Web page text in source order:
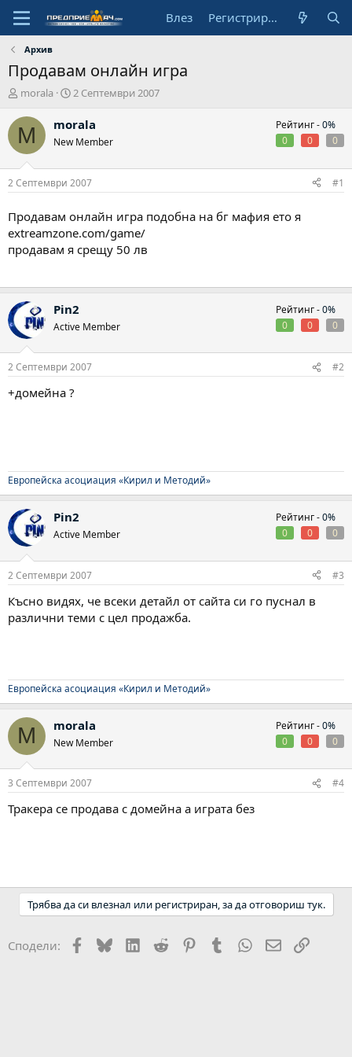
Влез Регистрирай се
Архив
Продавам онлайн игра
А
т
о
morala
Н
ч
л
а
д
т
а
2 Септември 2007
M morala
New Member
Рейтинг -0%
0
0 0
2 Септември 2007 #1
Продавам онлайн игра подобна на бг мафия ето я
extreamzone.com/game/
продавам я срещу 50 лв
Pin2
Active Member
Рейтинг -0%
0
0 0
2 Септември 2007 #2
+домейна ?
Европейска асоциация «Кирил и Методий»
Pin2
Active Member
Рейтинг -0%
0
0 0
2 Септември 2007 #3
Късно видях, че всеки детайл от сайта си го пуснал в
различни теми с цел продажба.
Европейска асоциация «Кирил и Методий»
M morala
New Member
Рейтинг -0%
0
0 0
3 Септември 2007 #4
Тракера се продава с домейна а играта без
Трябва да си влезнал или регистриран, за да отговориш тук.
Сподели: Facebook
BlueskyLinkedIn
Reddit PinterestTumblr WhatsApp
EmailLink